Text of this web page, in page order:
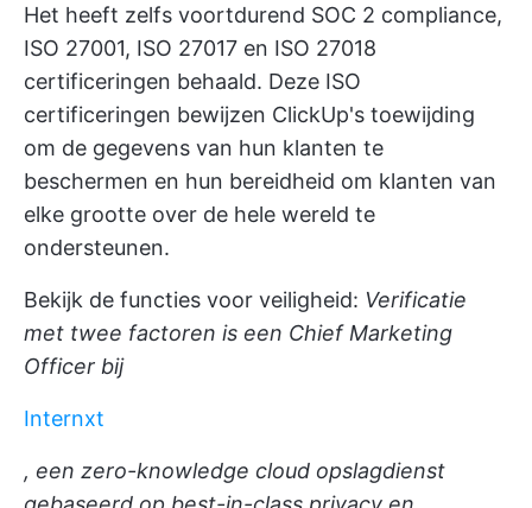
Het heeft zelfs voortdurend SOC 2 compliance,
ISO 27001, ISO 27017 en ISO 27018
certificeringen behaald. Deze ISO
certificeringen bewijzen ClickUp's toewijding
om de gegevens van hun klanten te
beschermen en hun bereidheid om klanten van
elke grootte over de hele wereld te
ondersteunen.
Bekijk de functies voor veiligheid: Verificatie
met twee factoren is een Chief Marketing
Officer bij
Internxt
, een zero-knowledge cloud opslagdienst